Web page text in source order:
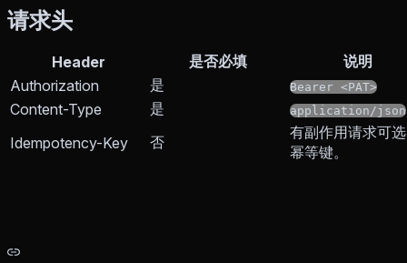
请求头
Header 是否必填
说明
Authorization
是 Bearer <PAT>
Content-Type 是 application/json
Idempotency-Key 否
有副作用请求可
幂等键。